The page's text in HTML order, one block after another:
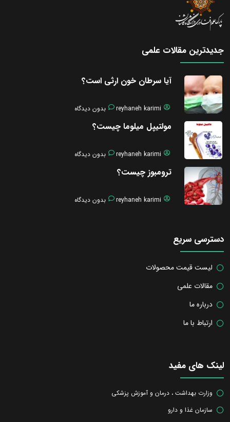
جدیدترین مقالات علمی
آیا سرطان خون ارثی است؟
reyhaneh karimi بدون دیدگاه
مولتیپل میلوما چیست؟
reyhaneh karimi بدون دیدگاه
ترومبوز چیست؟
reyhaneh karimi بدون دیدگاه
دسترسی سریع
لیست قیمت محصولات
مقالات علمی
درباره ما
ارتباط با ما
لینک های مفید
وزارت بهداشت ، درمان و آموزش پزشکی
سازمان غذا و دارو